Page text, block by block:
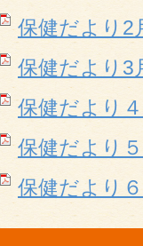
保健だより2
保健だより3
保健だより
保健だより
保健だより